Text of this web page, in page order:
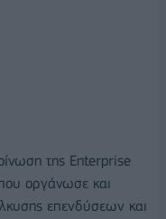
της Enterprise
οργάνωσε και
επενδύσεων και